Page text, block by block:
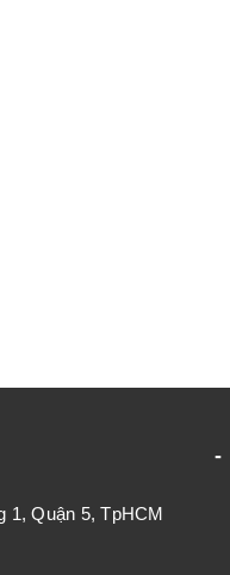
1, Quận 5, TpHCM